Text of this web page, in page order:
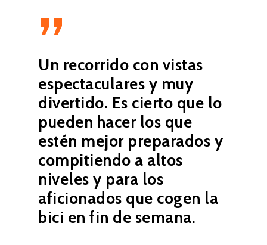
”
Un recorrido con vistas
espectaculares y muy
divertido. Es cierto que lo
pueden hacer los que
estén mejor preparados y
compitiendo a altos
niveles y para los
aficionados que cogen la
bici en fin de semana.